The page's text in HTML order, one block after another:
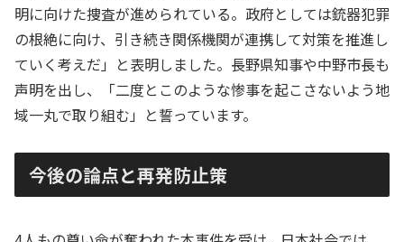
明に向けた捜査が進められている。政府としては銃器犯罪
の根絶に向け、引き続き関係機関が連携して対策を推進し
ていく考えだ」と表明しました。長野県知事や中野市長も
声明を出し、「二度とこのような惨事を起こさないよう地
域一丸で取り組む」と誓っています。
今後の論点と再発防止策